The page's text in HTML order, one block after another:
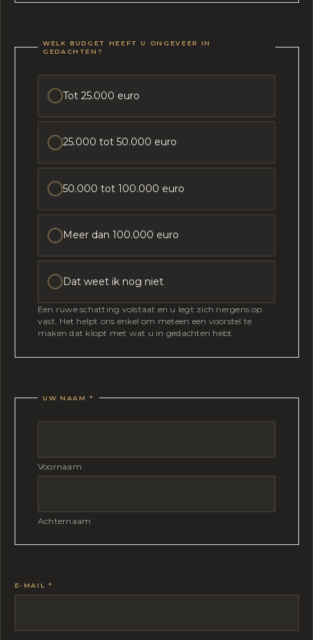
WELK BUDGET HEEFT U ONGEVEER IN
GEDACHTEN?
Tot 25.000 euro
25.000 tot 50.000 euro
50.000 tot 100.000 euro
Meer dan 100.000 euro
Dat weet ik nog niet
Een ruwe schatting volstaat en u legt zich nergens op
vast. Het helpt ons enkel om meteen een voorstel te
maken dat klopt met wat u in gedachten hebt.
UW NAAM*
Voornaam
Achternaam
E-MAIL *